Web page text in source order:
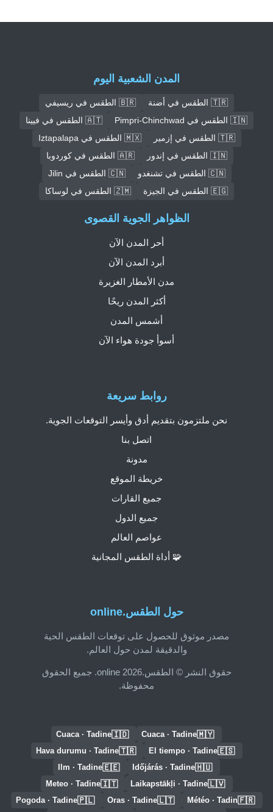
المدن الشعبية اليوم
🇹🇷 الطقس في أضنة
🇧🇷 الطقس في ريسيفي
🇮🇳 الطقس في Pimpri-Chinchwad
🇦🇹 الطقس في فيينا
🇹🇷 الطقس في إزمير
🇲🇽 الطقس في Iztapalapa
🇮🇳 الطقس في إندور
🇦🇷 الطقس في كوردوبا
🇨🇳 الطقس في تشنغدو
🇨🇳 الطقس في Jilin
🇪🇬 الطقس في الجيزة
🇿🇲 الطقس في لوساكا
حول الطقس.online
مصدر موثوق للحصول على توقعات الطقس الحية
والدقيقة لمدن حول العالم.
حقوق النشر © الطقس.online 2026. جميع الحقوق
محفوظة.
روابط سريعة
نحن ملتزمون بتقديم أدق وأيسر التوقعات الجوية.
اتصل بنا
مدونة
خريطة الموقع
جميع القارات
جميع الدول
عواصم العالم
🧩 أداة الطقس المجانية
الظواهر الجوية القصوى
أحر المدن الآن
أبرد المدن الآن
مدن الأمطار الغزيرة
أكثر المدن ريحًا
أشمس المدن
أسوأ جودة هواء الآن
🇲🇾
Cuaca · Tadine
🇮🇩
Cuaca · Tadine
🇪🇸
El tiempo · Tadine
🇹🇷
Hava durumu · Tadine
🇭🇺
Időjárás · Tadine
🇪🇪
Ilm · Tadine
🇱🇻
Laikapstākļi · Tadine
🇮🇹
Meteo · Tadine
🇫🇷
Météo · Tadin
🇱🇹
Oras · Tadine
🇵🇱
Pogoda · Tadine